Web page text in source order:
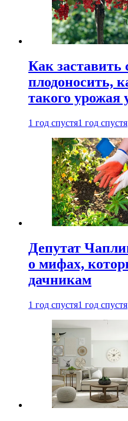
Как заставить
плодоносить,
такого урожая
1 год спустя1 год спустя
Депутат
о мифах,
дачникам
1 год спустя1 год спустя